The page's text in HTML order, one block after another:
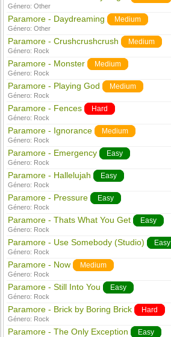
Género:Other
Paramore - Daydreaming Medium
Género:Other
Paramore - Crushcrushcrush Medium
Género: Rock
Paramore - Monster Medium
Género: Rock
Paramore - Playing God Medium
Género: Rock
Paramore - Fences Hard
Género: Rock
Paramore - Ignorance Medium
Género: Rock
Paramore - Emergency Easy
Género: Rock
Paramore - Hallelujah Easy
Género: Rock
Paramore - Pressure Easy
Género: Rock
Paramore - Thats What You Get Easy
Género: Rock
Paramore - Use Somebody (Studio) Easy
Género: Rock
Paramore - Now Medium
Género: Rock
Paramore - Still Into You Easy
Género: Rock
Paramore - Brick by Boring Brick Hard
Género: Rock
Paramore - The Only Exception Easy